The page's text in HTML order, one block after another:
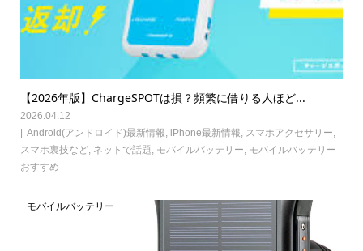
【2026年版】ChargeSPOTは損？頻繁に借りる人ほど...
2026.04.12
Android(アンドロイド)最新情報, iPhone最新情報, スマホアクセサリー,
スマホ裏技など, ネットで話題, モバイルバッテリー, モバイルバッテリー
おすすめ
モバイルバッテリー